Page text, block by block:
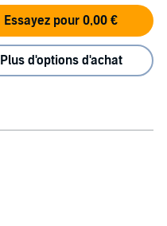
Essayez pour 0,00 €
Plus d'options d'achat